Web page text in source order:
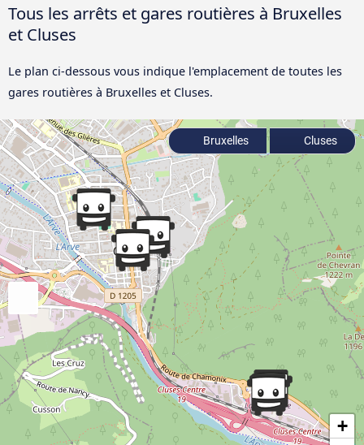
Tous les arrêts et gares routières à Bruxelles
et Cluses
Le plan ci-dessous vous indique l'emplacement de toutes les
gares routières à Bruxelles et Cluses.
+
Bruxelles Cluses